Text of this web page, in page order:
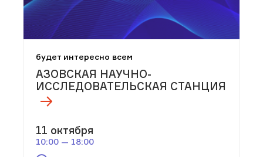
будет интересно всем
АЗОВСКАЯ НАУЧНО-
ИССЛЕДОВАТЕЛЬСКАЯ СТАНЦИЯ
11 октября
10:00 — 18:00